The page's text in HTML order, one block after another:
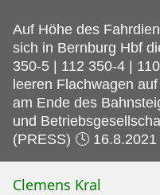
Auf Höhe des
sich in Bernburg Hbf
350-5 | 112 350-4 |
leeren Flachwagen
am Ende des
und
(PRESS) 🕓
Clemens Kral